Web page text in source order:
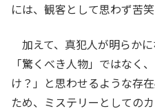
には、観客として思わず苦
加えて、真犯人が明らか
「驚くべき人物」ではなく
け？」と思わせるような存
ため、ミステリーとしての